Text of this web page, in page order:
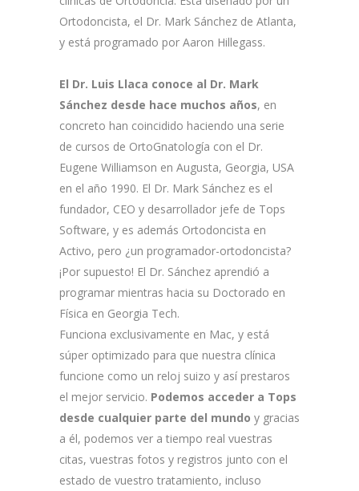
Ortodoncista, el Dr. Mark Sánchez de Atlanta,
y está programado por Aaron Hillegass.
El Dr. Luis Llaca conoce al Dr. Mark
Sánchez desde hace muchos años, en
concreto han coincidido haciendo una serie
de cursos de OrtoGnatología con el Dr.
Eugene Williamson en Augusta, Georgia, USA
en el año 1990. El Dr. Mark Sánchez es el
fundador, CEO y desarrollador jefe de Tops
Software, y es además Ortodoncista en
Activo, pero ¿un programador-ortodoncista?
¡Por supuesto! El Dr. Sánchez aprendió a
programar mientras hacia su Doctorado en
Física en Georgia Tech.
Funciona exclusivamente en Mac, y está
súper optimizado para que nuestra clínica
funcione como un reloj suizo y así prestaros
el mejor servicio. Podemos acceder a Tops
desde cualquier parte del mundo y gracias
a él, podemos ver a tiempo real vuestras
citas, vuestras fotos y registros junto con el
estado de vuestro tratamiento, incluso